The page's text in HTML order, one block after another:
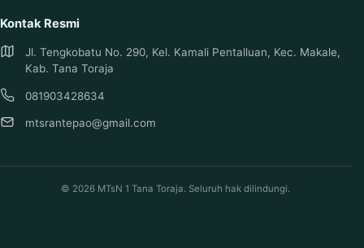
Kontak Resmi
Jl. Tengkobatu No. 290, Kel. Kamali Pentalluan, Kec. Makale,
Kab. Tana Toraja
081903428634
mtsrantepao@gmail.com
© 2026 MTsN 1 Tana Toraja. Seluruh hak dilindungi.